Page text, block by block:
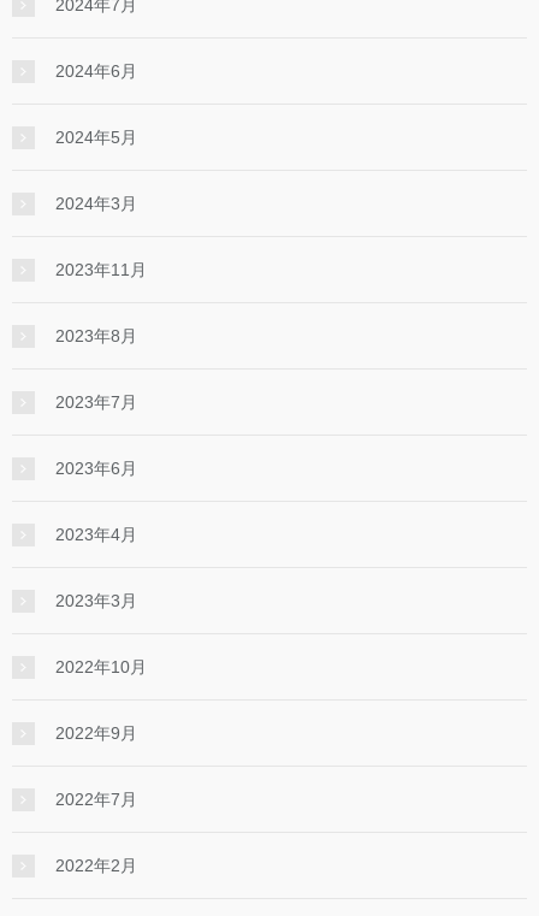
2024年7月
2024年6月
2024年5月
2024年3月
2023年11月
2023年8月
2023年7月
2023年6月
2023年4月
2023年3月
2022年10月
2022年9月
2022年7月
2022年2月